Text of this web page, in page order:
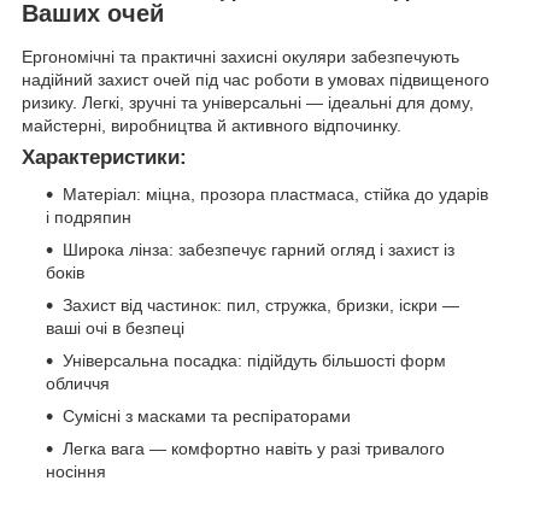
Ваших очей
Ергономічні та практичні захисні окуляри забезпечують
надійний захист очей під час роботи в умовах підвищеного
ризику. Легкі, зручні та універсальні — ідеальні для дому,
майстерні, виробництва й активного відпочинку.
Характеристики:
Матеріал: міцна, прозора пластмаса, стійка до ударів
і подряпин
Широка лінза: забезпечує гарний огляд і захист із
боків
Захист від частинок: пил, стружка, бризки, іскри —
ваші очі в безпеці
Універсальна посадка: підійдуть більшості форм
обличчя
Сумісні з масками та респіраторами
Легка вага — комфортно навіть у разі тривалого
носіння